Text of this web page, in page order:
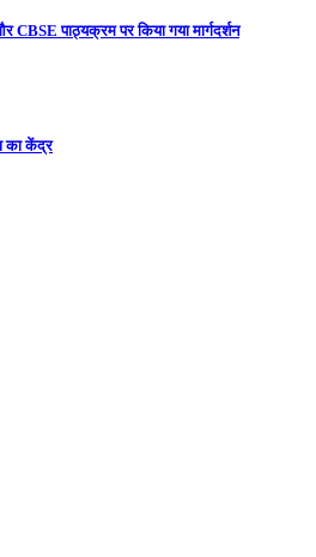
पाठ्यक्रम पर किया गया मार्गदर्शन
का केंद्र